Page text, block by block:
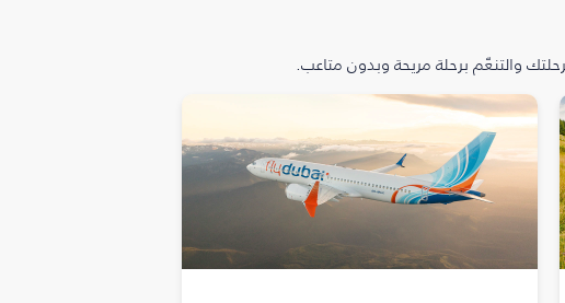
والتنعّم برحلة مريحة وبدون متاعب.